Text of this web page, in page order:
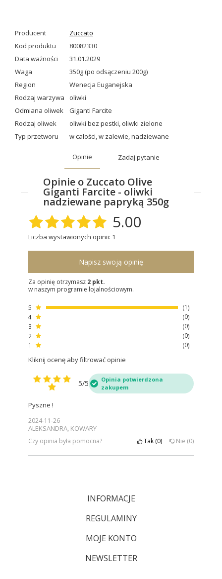
Producent
Zuccato
Kod produktu
80082330
Data ważności
31.01.2029
Waga
350g (po odsączeniu 200g)
Region
Wenecja Euganejska
Rodzaj warzywa
oliwki
Odmiana oliwek
Giganti Farcite
Rodzaj oliwek
oliwki bez pestki, oliwki zielone
Typ przetworu
w całości,w zalewie,nadziewane
Opinie Zadaj pytanie
Opinie o Zuccato Olive
Giganti Farcite - oliwki
nadziewane papryką 350g
5.00
Liczba wystawionych opinii: 1
Napisz swoją opinię
Za opinię otrzymasz 2 pkt.
w naszym programie lojalnościowym.
5
1
4
0
3
0
2
0
1
0
Kliknij ocenę aby filtrować opinie
5/5
Opinia potwierdzona
zakupem
Pyszne !
2024-11-26
ALEKSANDRA, KOWARY
Czy opinia była pomocna? Tak 0 Nie 0
INFORMACJE
REGULAMINY
MOJE KONTO
NEWSLETTER